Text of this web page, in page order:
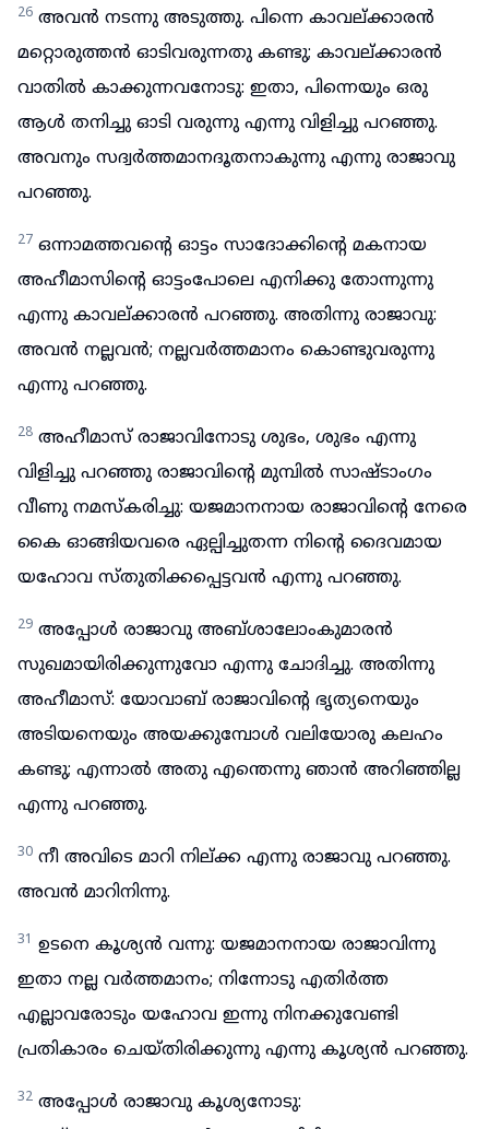
26 അവൻ നടന്നു അടുത്തു. പിന്നെ കാവല്ക്കാരൻ
മറ്റൊരുത്തൻ ഓടിവരുന്നതു കണ്ടു; കാവല്ക്കാരൻ
വാതിൽ കാക്കുന്നവനോടു: ഇതാ, പിന്നെയും ഒരു
ആൾ തനിച്ചു ഓടി വരുന്നു എന്നു വിളിച്ചു പറഞ്ഞു.
അവനും സദ്വർത്തമാനദൂതനാകുന്നു എന്നു രാജാവു
പറഞ്ഞു.
27 ഒന്നാമത്തവന്റെ ഓട്ടം സാദോക്കിന്റെ മകനായ
അഹീമാസിന്റെ ഓട്ടംപോലെ എനിക്കു തോന്നുന്നു
എന്നു കാവല്ക്കാരൻ പറഞ്ഞു. അതിന്നു രാജാവു:
അവൻ നല്ലവൻ; നല്ലവർത്തമാനം കൊണ്ടുവരുന്നു
എന്നു പറഞ്ഞു.
28 അഹീമാസ് രാജാവിനോടു ശുഭം, ശുഭം എന്നു
വിളിച്ചു പറഞ്ഞു രാജാവിന്റെ മുമ്പിൽ സാഷ്ടാംഗം
വീണു നമസ്കരിച്ചു: യജമാനനായ രാജാവിന്റെ നേരെ
കൈ ഓങ്ങിയവരെ ഏല്പിച്ചുതന്ന നിന്റെ ദൈവമായ
യഹോവ സ്തുതിക്കപ്പെട്ടവൻ എന്നു പറഞ്ഞു.
29 അപ്പോൾ രാജാവു അബ്ശാലോംകുമാരൻ
സുഖമായിരിക്കുന്നുവോ എന്നു ചോദിച്ചു. അതിന്നു
അഹീമാസ്: യോവാബ് രാജാവിന്റെ ഭൃത്യനെയും
അടിയനെയും അയക്കുമ്പോൾ വലിയോരു കലഹം
കണ്ടു; എന്നാൽ അതു എന്തെന്നു ഞാൻ അറിഞ്ഞില്ല
എന്നു പറഞ്ഞു.
30 നീ അവിടെ മാറി നില്ക്ക എന്നു രാജാവു പറഞ്ഞു.
അവൻ മാറിനിന്നു.
31 ഉടനെ കൂശ്യൻ വന്നു: യജമാനനായ രാജാവിന്നു
ഇതാ നല്ല വർത്തമാനം; നിന്നോടു എതിർത്ത
എല്ലാവരോടും യഹോവ ഇന്നു നിനക്കുവേണ്ടി
പ്രതികാരം ചെയ്തിരിക്കുന്നു എന്നു കൂശ്യൻ പറഞ്ഞു.
32 അപ്പോൾ രാജാവു കൂശ്യനോടു: